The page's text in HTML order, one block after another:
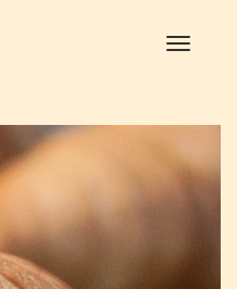
Toggle